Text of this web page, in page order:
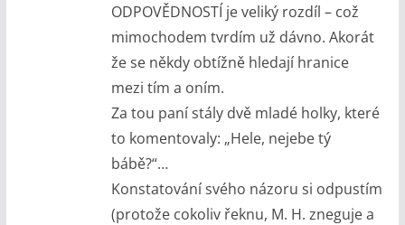
ODPOVĚDNOSTÍ je veliký rozdíl – což
mimochodem tvrdím už dávno. Akorát
že se někdy obtížně hledají hranice
mezi tím a oním.
Za tou paní stály dvě mladé holky, které
to komentovaly: „Hele, nejebe tý
bábě?“…
Konstatování svého názoru si odpustím
(protože cokoliv řeknu, M. H. zneguje a